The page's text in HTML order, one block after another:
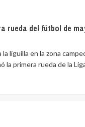
rueda del fútbol de
liguilla en la zona
la primera rueda de la